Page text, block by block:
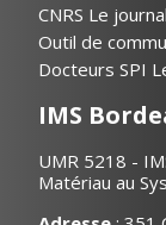
CNRS Le journal
Outil de
Docteurs SPI
IMS
UMR 5218 -
Matériau au